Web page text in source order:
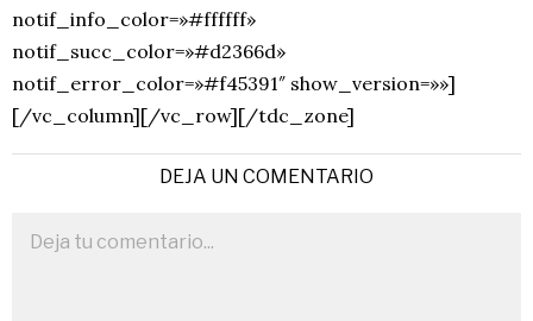
notif_info_color=»#ffffff»
notif_succ_color=»#d2366d»
notif_error_color=»#f45391″ show_version=»»]
[/vc_column][/vc_row][/tdc_zone]
DEJA UN COMENTARIO